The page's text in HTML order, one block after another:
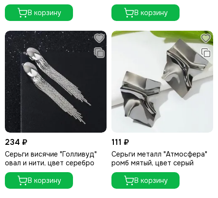
В корзину
В корзину
234 ₽
Серьги висячие "Голливуд"
овал и нити, цвет серебро
В корзину
111 ₽
Серьги металл "Атмосфера"
ромб мятый, цвет серый
В корзину